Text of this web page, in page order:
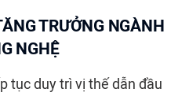
TRƯỞNG NGÀNH
NGHỆ
tục duy trì vị thế dẫn đầu